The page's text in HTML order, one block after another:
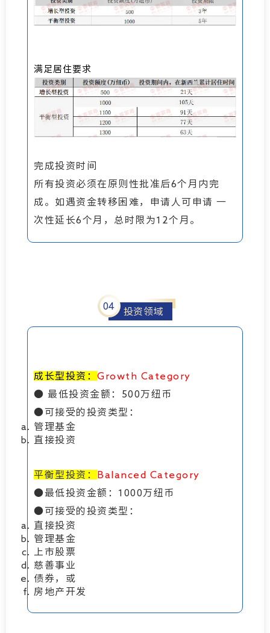
满足居住要求
完成投资时间
所有投资必须在原则性批准后6个月内完
成。如遇资金转移困难，申请人可申请 一
次性延长6个月，总时限为12个月。
04
投资领域
成长型投资： Growth Category
● 最低投资金额：500万纽币
●可接受的投资类型：
管理基金
直接投资
平衡型投资：
Balanced Category
●最低投资金额：1000万纽币
●可接受的投资类型：
直接投资
管理基金
上市股票
慈善事业
债券，或
房地产开发